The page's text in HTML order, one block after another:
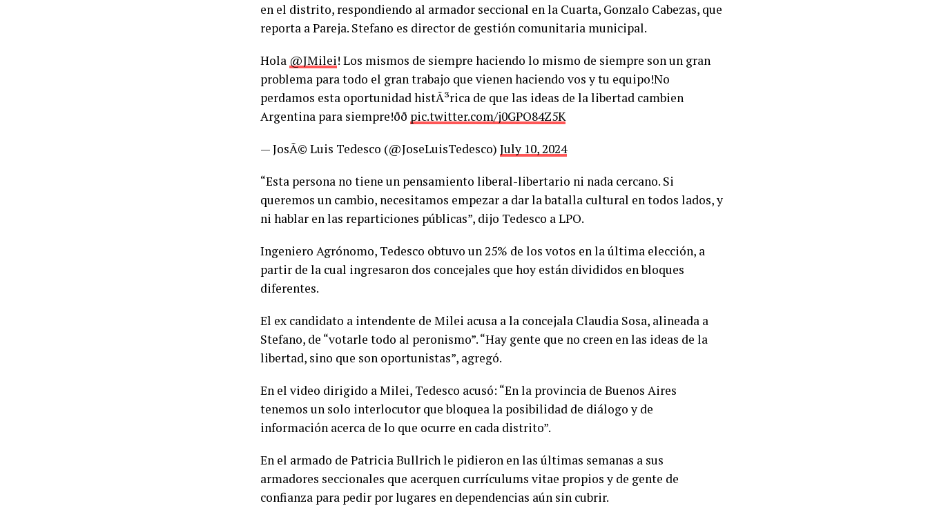
en el distrito, respondiendo al armador seccional en la Cuarta, Gonzalo Cabezas, que
reporta a Pareja. Stefano es director de gestión comunitaria municipal.
Hola @JMilei! Los mismos de siempre haciendo lo mismo de siempre son un gran
problema para todo el gran trabajo que vienen haciendo vos y tu equipo!No
perdamos esta oportunidad histÃ³rica de que las ideas de la libertad cambien
Argentina para siempre!ðð pic.twitter.com/j0GPO84Z5K
— JosÃ© Luis Tedesco (@JoseLuisTedesco) July 10, 2024
“Esta persona no tiene un pensamiento liberal-libertario ni nada cercano. Si
queremos un cambio, necesitamos empezar a dar la batalla cultural en todos lados, y
ni hablar en las reparticiones públicas”, dijo Tedesco a LPO.
Ingeniero Agrónomo, Tedesco obtuvo un 25% de los votos en la última elección, a
partir de la cual ingresaron dos concejales que hoy están divididos en bloques
diferentes.
El ex candidato a intendente de Milei acusa a la concejala Claudia Sosa, alineada a
Stefano, de “votarle todo al peronismo”. “Hay gente que no creen en las ideas de la
libertad, sino que son oportunistas”, agregó.
En el video dirigido a Milei, Tedesco acusó: “En la provincia de Buenos Aires
tenemos un solo interlocutor que bloquea la posibilidad de diálogo y de
información acerca de lo que ocurre en cada distrito”.
En el armado de Patricia Bullrich le pidieron en las últimas semanas a sus
armadores seccionales que acerquen currículums vitae propios y de gente de
confianza para pedir por lugares en dependencias aún sin cubrir.